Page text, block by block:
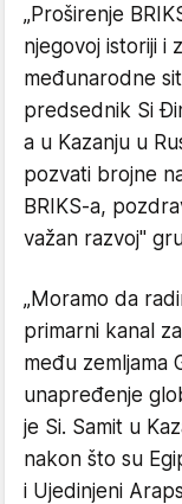
„Proširenje
njegovoj istoriji i
međunarodne
predsednik Si
a u Kazanju u
pozvati brojne
BRIKS-a,
važan razvoj"
„Moramo da
primarni kanal
među zemljama
unapređenje
je Si. Samit u
nakon što su
i Ujedinjeni